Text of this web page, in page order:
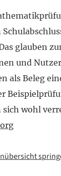
glauben
und
als Beleg
sich wohl